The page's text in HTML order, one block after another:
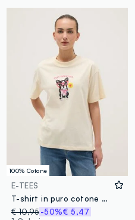
100% Cotone
E-TEES
T-shirt in puro cotone beige regular fit con stampa
€ 10,95 -50%€ 5,47